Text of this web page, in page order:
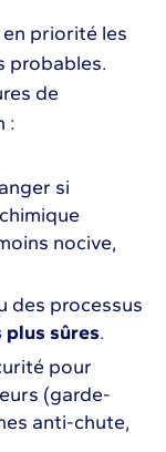
priorité les
probables.
de
:
si
nocive,
des processus
sûres.
pour
(garde-
anti-chute,